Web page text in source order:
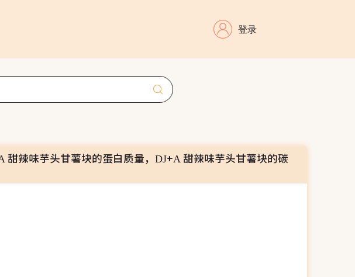
登录
辣味芋头甘薯块的蛋白质量，DJ+A 甜辣味芋头甘薯块的碳